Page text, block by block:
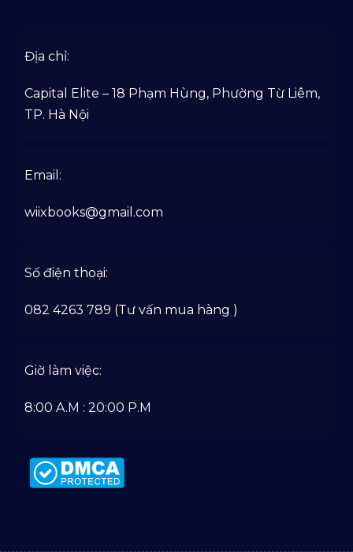
Địa chỉ:
Capital Elite – 18 Phạm Hùng, Phường Từ Liêm,
TP. Hà Nội
Email:
wiixbooks@gmail.com
Số điện thoại:
082 4263 789 (Tư vấn mua hàng )
Giờ làm việc:
8:00 A.M : 20:00 P.M